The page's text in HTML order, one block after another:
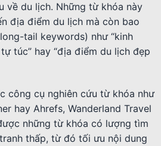
về du lịch. Những từ khóa này
địa điểm du lịch mà còn bao
tail keywords) như “kinh
túc” hay “địa điểm du lịch đẹp
công cụ nghiên cứu từ khóa như
hay Ahrefs, Wanderland Travel
những từ khóa có lượng tìm
thấp, từ đó tối ưu nội dung